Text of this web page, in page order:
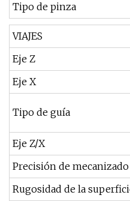
Tipo de pinza
VIAJES
Eje Z
Eje X
Tipo de guía
Eje Z/X
Precisión de mecanizado
Rugosidad de la